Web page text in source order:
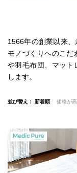
1566年の創業以来
モノづくりへのこだ
や羽毛布団、マット
します。
並び替え 新着順 価格が